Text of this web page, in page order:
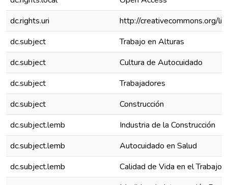
dc.rights.uri
http://creativecommons.org/
dc.subject
Trabajo en Alturas
dc.subject
Cultura de Autocuidado
dc.subject
Trabajadores
dc.subject
Construcción
dc.subject.lemb
Industria de la Construcción
dc.subject.lemb
Autocuidado en Salud
dc.subject.lemb
Calidad de Vida en el Trabajo